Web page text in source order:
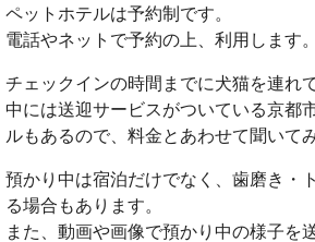
ペットホテルは予約制です。
電話やネットで予約の上、利用します。
チェックインの時間までに犬猫を連れ
中には送迎サービスがついている京都
ルもあるので、料金とあわせて聞いて
預かり中は宿泊だけでなく、歯磨き・
る場合もあります。
また、動画や画像で預かり中の様子を